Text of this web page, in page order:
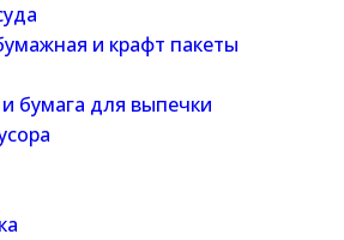
и крафт пакеты
бумага для выпечки